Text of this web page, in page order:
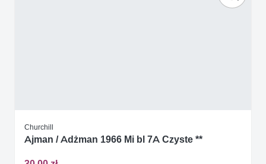
Churchill
Ajman / Adżman 1966 Mi bl 7A Czyste **